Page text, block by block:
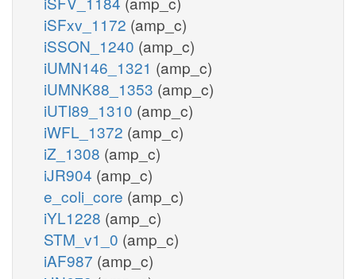
iSFxv_1172 (amp_c)
iSSON_1240 (amp_c)
iUMN146_1321 (amp_c)
iUMNK88_1353 (amp_c)
iUTI89_1310 (amp_c)
iWFL_1372 (amp_c)
iZ_1308 (amp_c)
iJR904 (amp_c)
e_coli_core (amp_c)
iYL1228 (amp_c)
STM_v1_0 (amp_c)
iAF987 (amp_c)